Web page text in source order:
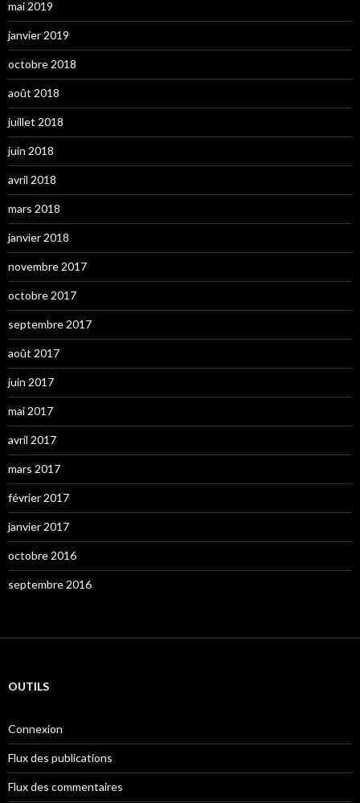
mai 2019
janvier 2019
octobre 2018
août 2018
juillet 2018
juin 2018
avril 2018
mars 2018
janvier 2018
novembre 2017
octobre 2017
septembre 2017
août 2017
juin 2017
mai 2017
avril 2017
mars 2017
février 2017
janvier 2017
octobre 2016
septembre 2016
OUTILS
Connexion
Flux des publications
Flux des commentaires